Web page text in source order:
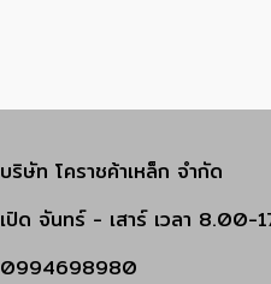
บริษัท โคราชค้าเหล็ก จำกัด
เปิด จันทร์ - เสาร์ เวลา 8.00-
0994698980